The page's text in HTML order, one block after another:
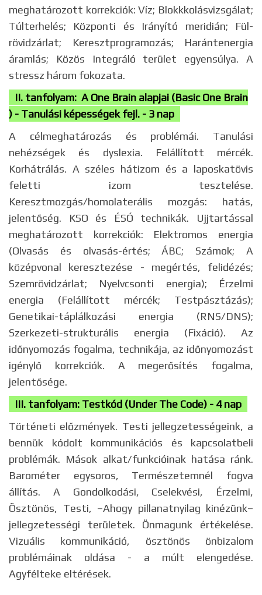
meghatározott korrekciók: Víz; Blokkkolásvizsgálat;
Túlterhelés; Központi és Irányító meridián; Fül-
rövidzárlat; Keresztprogramozás; Harántenergia
áramlás; Közös Integráló terület egyensúlya. A
stressz három fokozata.
II. tanfolyam: A One Brain alapjai (Basic One Brain
) - Tanulási képességek fejl. - 3 nap
A célmeghatározás és problémái. Tanulási
nehézségek és dyslexia. Felállított mércék.
Korhátrálás. A széles hátizom és a laposkatövis
feletti izom tesztelése.
Keresztmozgás/homolaterális mozgás: hatás,
jelentőség. KSO és ÉSÓ technikák. Ujjtartással
meghatározott korrekciók: Elektromos energia
(Olvasás és olvasás-értés; ÁBC; Számok; A
középvonal keresztezése - megértés, felidézés;
Szemrövidzárlat; Nyelvcsonti energia); Érzelmi
energia (Felállított mércék; Testpásztázás);
Genetikai-táplálkozási energia (RNS/DNS);
Szerkezeti-strukturális energia (Fixáció). Az
időnyomozás fogalma, technikája, az időnyomozást
igénylő korrekciók. A megerősítés fogalma,
jelentősége.
III. tanfolyam: Testkód (Under The Code) - 4 nap
Történeti előzmények. Testi jellegzetességeink, a
bennük kódolt kommunikációs és kapcsolatbeli
problémák. Mások alkat/funkcióinak hatása ránk.
Barométer egysoros, Természetemnél fogva
állítás. A Gondolkodási, Cselekvési, Érzelmi,
Ösztönös, Testi, –Ahogy pillanatnyilag kinézünk–
jellegzetességi területek. Önmagunk értékelése.
Vizuális kommunikáció, ösztönös önbizalom
problémáinak oldása - a múlt elengedése.
Agyfélteke eltérések.